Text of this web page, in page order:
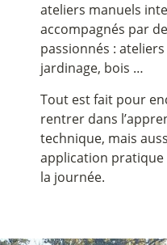
ateliers manuels
accompagnés par
passionnés :
jardinage, bois …
Tout est fait pour
rentrer dans
technique, mais
application pratique
la journée.